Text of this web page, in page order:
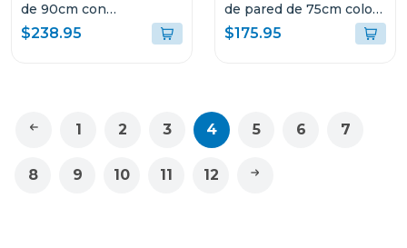
de 90cm con
iluminacion led quadrato
90
$238.95
de pared de 75cm color
negro
$175.95
1 2 3 4 5 6 7
8 9 10 11 12